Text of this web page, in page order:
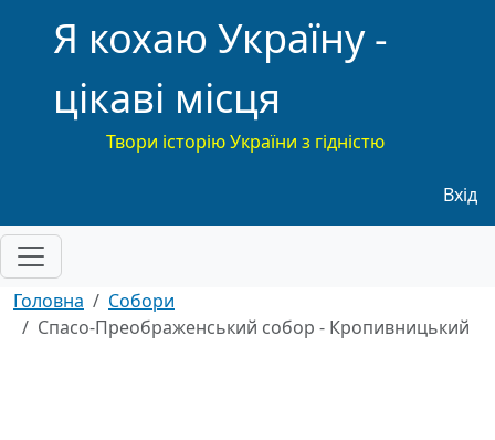
Я кохаю Україну -
цікаві місця
Твори історію України з гідністю
Вхід
Головна
Собори
Спасо-Преображенський собор - Кропивницький